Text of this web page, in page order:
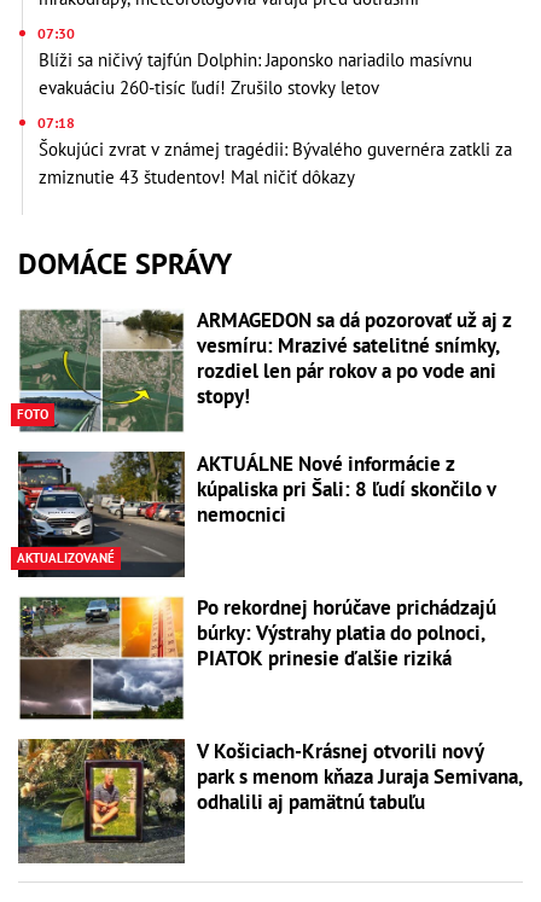
07:30
Blíži sa ničivý tajfún Dolphin: Japonsko nariadilo masívnu
evakuáciu 260-tisíc ľudí! Zrušilo stovky letov
07:18
Šokujúci zvrat v známej tragédii: Bývalého guvernéra zatkli za
zmiznutie 43 študentov! Mal ničiť dôkazy
DOMÁCE SPRÁVY
FOTO
ARMAGEDON sa dá pozorovať už aj z
vesmíru: Mrazivé satelitné snímky,
rozdiel len pár rokov a po vode ani
stopy!
AKTUALIZOVANÉ
AKTUÁLNE Nové informácie z
kúpaliska pri Šali: 8 ľudí skončilo v
nemocnici
Po rekordnej horúčave prichádzajú
búrky: Výstrahy platia do polnoci,
PIATOK prinesie ďalšie riziká
V Košiciach-Krásnej otvorili nový
park s menom kňaza Juraja Semivana,
odhalili aj pamätnú tabuľu